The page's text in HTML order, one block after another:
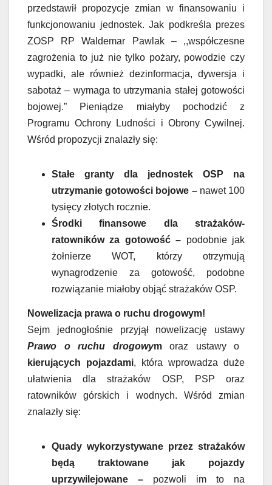
przedstawił propozycje zmian w finansowaniu i
funkcjonowaniu jednostek. Jak podkreśla prezes
ZOSP RP Waldemar Pawlak – ,,współczesne
zagrożenia to już nie tylko pożary, powodzie czy
wypadki, ale również dezinformacja, dywersja i
sabotaż – wymaga to utrzymania stałej gotowości
bojowej.” Pieniądze miałyby pochodzić z
Programu Ochrony Ludności i Obrony Cywilnej.
Wśród propozycji znalazły się:
Stałe granty dla jednostek OSP na
utrzymanie gotowości bojowe –nawet 100
tysięcy złotych rocznie.
Środki finansowe dla strażaków-
ratowników za gotowość – podobnie jak
żołnierze WOT, którzy otrzymują
wynagrodzenie za gotowość, podobne
rozwiązanie miałoby objąć strażaków OSP.
Nowelizacja prawa o ruchu drogowym!
Sejm jednogłośnie przyjął nowelizację ustawy
Prawo o ruchu drogowymoraz ustawy o
kierujących pojazdami, która wprowadza duże
ułatwienia dla strażaków OSP, PSP oraz
ratowników górskich i wodnych. Wśród zmian
znalazły się:
Quady wykorzystywane przez strażaków
będą traktowane jak pojazdy
uprzywilejowane – pozwoli im to na